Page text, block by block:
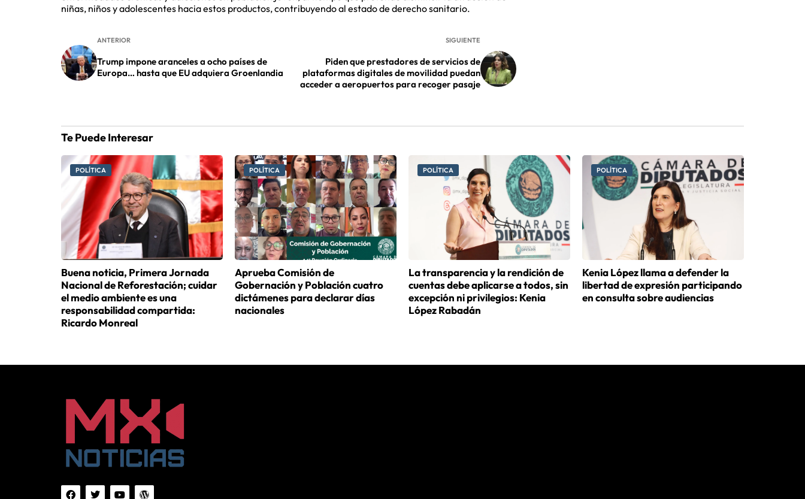
niñas, niños y adolescentes hacia estos productos, contribuyendo al estado de derecho sanitario.
ANTERIOR
Trump impone aranceles a ocho países de
Europa… hasta que EU adquiera Groenlandia
SIGUIENTE
Piden que prestadores de servicios de
plataformas digitales de movilidad puedan
acceder a aeropuertos para recoger pasaje
Te Puede Interesar
POLÍTICA
Buena noticia, Primera Jornada
Nacional de Reforestación; cuidar
el medio ambiente es una
responsabilidad compartida:
Ricardo Monreal
POLÍTICA
Aprueba Comisión de
Gobernación y Población cuatro
dictámenes para declarar días
nacionales
POLÍTICA
La transparencia y la rendición de
cuentas debe aplicarse a todos, sin
excepción ni privilegios: Kenia
López Rabadán
POLÍTICA
Kenia López llama a defender la
libertad de expresión participando
en consulta sobre audiencias